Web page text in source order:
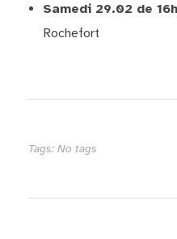
Samedi 29.02 de
Rochefort
Tags: No tags